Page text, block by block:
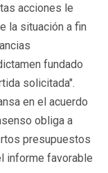
acciones le
la situación a fin
fundado
solicitada".
en el acuerdo
obliga a
presupuestos
informe favorable